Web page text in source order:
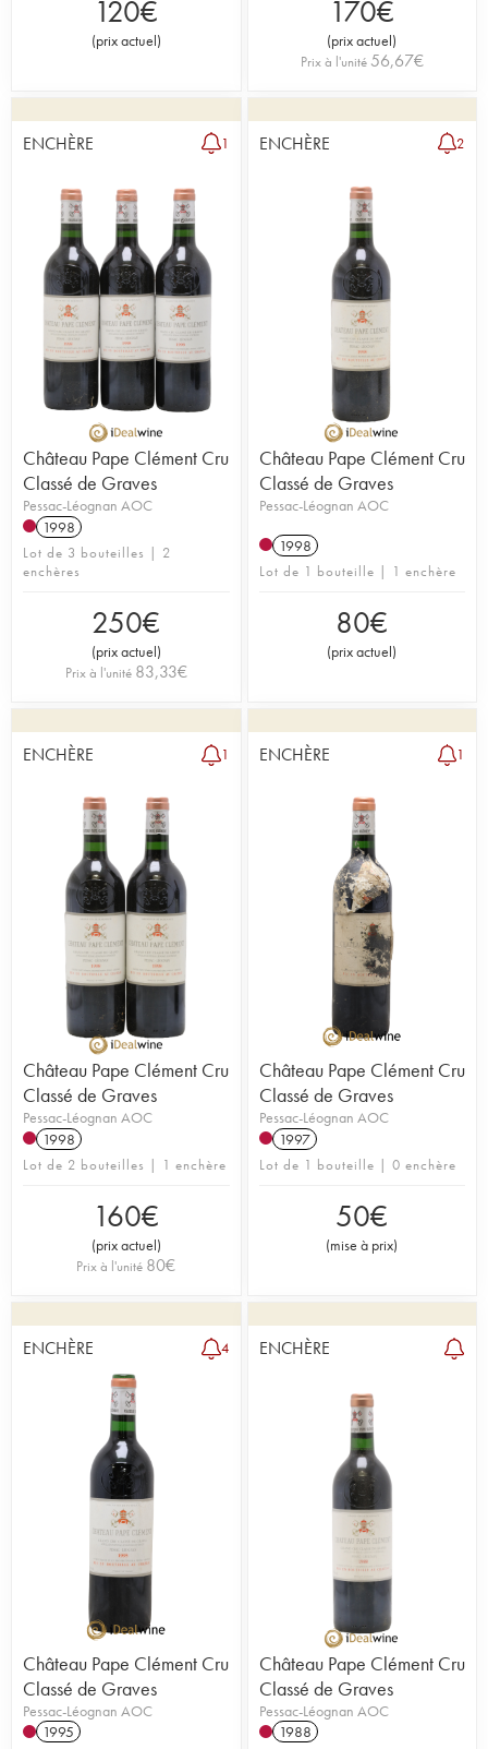
120€
(prix actuel)
170€
(prix actuel)
Prix à l'unité 56,67€
ENCHÈRE 1
Château Pape Clément Cru
Classé de Graves
Pessac-Léognan AOC
1998
Lot de 3 bouteilles | 2
enchères
250€
(prix actuel)
Prix à l'unité 83,33€
ENCHÈRE 2
Château Pape Clément Cru
Classé de Graves
Pessac-Léognan AOC
1998
Lot de 1 bouteille | 1 enchère
80€
(prix actuel)
ENCHÈRE 1
Château Pape Clément Cru
Classé de Graves
Pessac-Léognan AOC
1998
Lot de 2 bouteilles | 1 enchère
160€
(prix actuel)
Prix à l'unité 80€
ENCHÈRE 1
Château Pape Clément Cru
Classé de Graves
Pessac-Léognan AOC
1997
Lot de 1 bouteille | 0 enchère
50€
(mise à prix)
ENCHÈRE 4
Château Pape Clément Cru
Classé de Graves
Pessac-Léognan AOC
1995
ENCHÈRE
Château Pape Clément Cru
Classé de Graves
Pessac-Léognan AOC
1988